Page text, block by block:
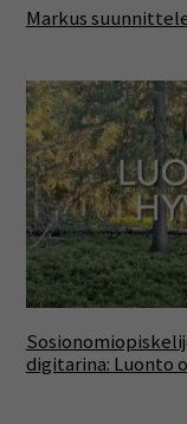
Markus
digitarina: Luonto